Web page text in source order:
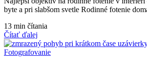
byte a pri slabšom svetle Rodinné fotenie
13 min čítania
Čítať ďalej
Fotografovanie